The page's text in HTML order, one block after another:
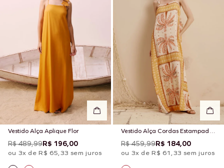
Vestido Alça Aplique Flor
R$ 489,99R$ 196,00
ou 3x de R$ 65,33 sem juros
Vestido Alça Cordas Estampado
Copaiba
R$ 459,99R$ 184,00
ou 3x de R$ 61,33 sem juros